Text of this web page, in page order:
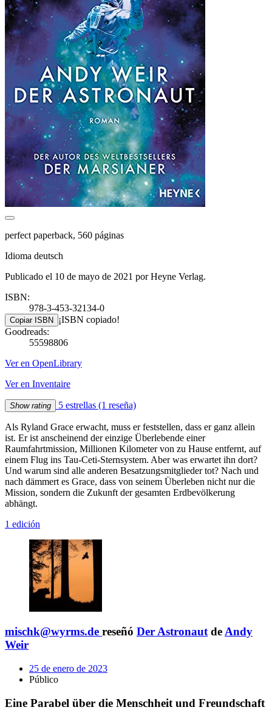
perfect paperback, 560 páginas
Idioma deutsch
Publicado el 10 de mayo de 2021 por Heyne Verlag.
ISBN:
978-3-453-32134-0
Copiar ISBN ¡ISBN copiado!
Goodreads:
55598806
Ver en OpenLibrary
Ver en Inventaire
Show rating 5 estrellas (1 reseña)
Als Ryland Grace erwacht, muss er feststellen, dass er ganz allein
ist. Er ist anscheinend der einzige Überlebende einer
Raumfahrtmission, Millionen Kilometer von zu Hause entfernt, auf
einem Flug ins Tau-Ceti-Sternsystem. Aber was erwartet ihn dort?
Und warum sind alle anderen Besatzungsmitglieder tot? Nach und
nach dämmert es Grace, dass von seinem Überleben nicht nur die
Mission, sondern die Zukunft der gesamten Erdbevölkerung
abhängt.
1 edición
mischk@wyrms.de reseñó Der AstronautdeAndy
Weir
25 de enero de 2023
Público
Eine Parabel über die Menschheit und Freundschaft